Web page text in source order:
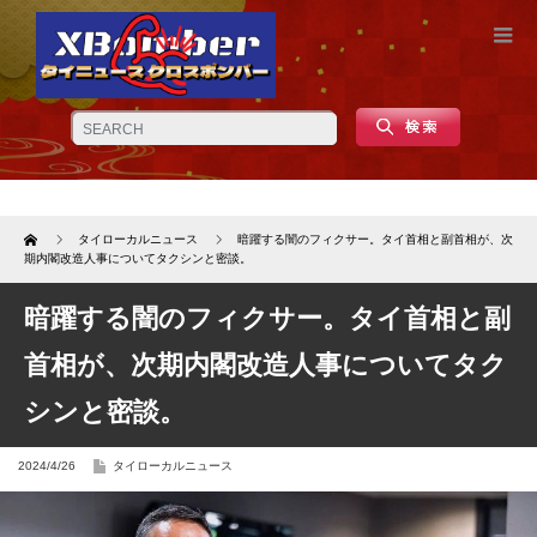
Home タイローカルニュース
暗躍する闇のフィクサー。タイ首相と副首相が、次
期内閣改造人事についてタクシンと密談。
暗躍する闇のフィクサー。タイ首相と副
首相が、次期内閣改造人事についてタク
シンと密談。
2024/4/26 タイローカルニュース